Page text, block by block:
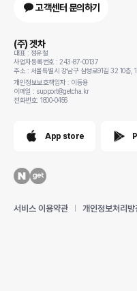
고객센터 문의하기
(주) 겟차
대표 : 정유철
사업자등록번호 : 243-87-00137
주소 : 서울특별시 강남구 삼성로91길 32 10층,
개인정보보호책임자 : 이동용
이메일 : support@getcha.kr
전화번호: 1800-0456
App store
서비스 이용약관 개인정보처리방